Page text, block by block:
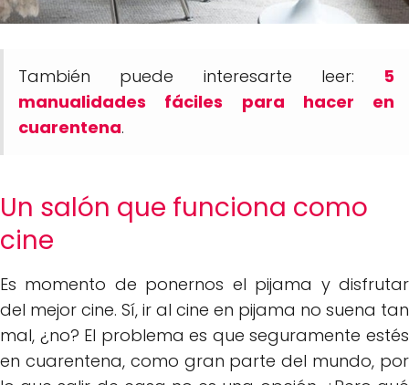
También puede interesarte leer: 5
manualidades fáciles para hacer en
cuarentena.
Un salón que funciona como
cine
Es momento de ponernos el pijama y disfrutar
del mejor cine. Sí, ir al cine en pijama no suena tan
mal, ¿no? El problema es que seguramente estés
en cuarentena, como gran parte del mundo, por